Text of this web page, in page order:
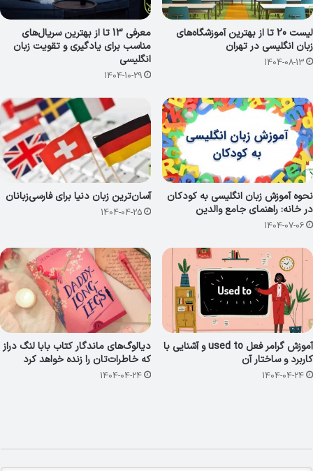
لیست 20 تا از بهترین آموزشگاه‌های
زبان انگلیسی در تهران
1404-08-13
معرفی 13 تا از بهترین سریال‌های
مناسب برای یادگیری و تقویت زبان
انگلیسی
1404-10-29
نحوه آموزش زبان انگلیسی به کودکان
در خانه: راهنمای جامع والدین
1404-07-06
آسان‌ترین زبان دنیا برای فارسی‌زبانان
1404-04-25
آموزش گرامر فعل used to و آشنایی با
کاربرد و ساختار آن
1404-04-24
دیالوگ‌های ماندگار کتاب بابا لنگ دراز
که خاطرات‌تان را زنده خواهد کرد
1404-04-24